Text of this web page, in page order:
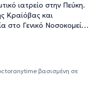
ιατρείο στην Πεύκη.
Κραϊόβας και
στο Γενικό Νοσοκομείο
και την
ή τραχήλου,
βραχνάδα,
βασισμένη σε